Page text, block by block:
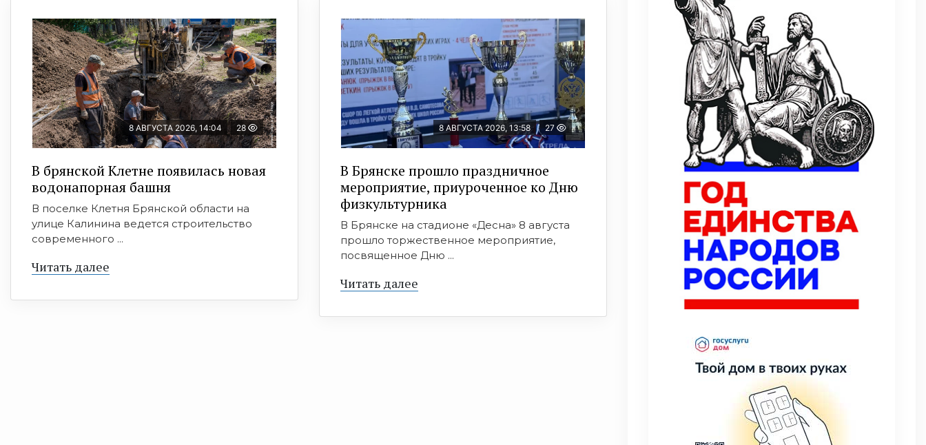
8 АВГУСТА 2026, 14:04 28
В брянской Клетне появилась новая
водонапорная башня
В поселке Клетня Брянской области на
улице Калинина ведется строительство
современного ...
Читать далее
8 АВГУСТА 2026, 13:58 27
В Брянске прошло праздничное
мероприятие, приуроченное ко Дню
физкультурника
В Брянске на стадионе «Десна» 8 августа
прошло торжественное мероприятие,
посвященное Дню ...
Читать далее